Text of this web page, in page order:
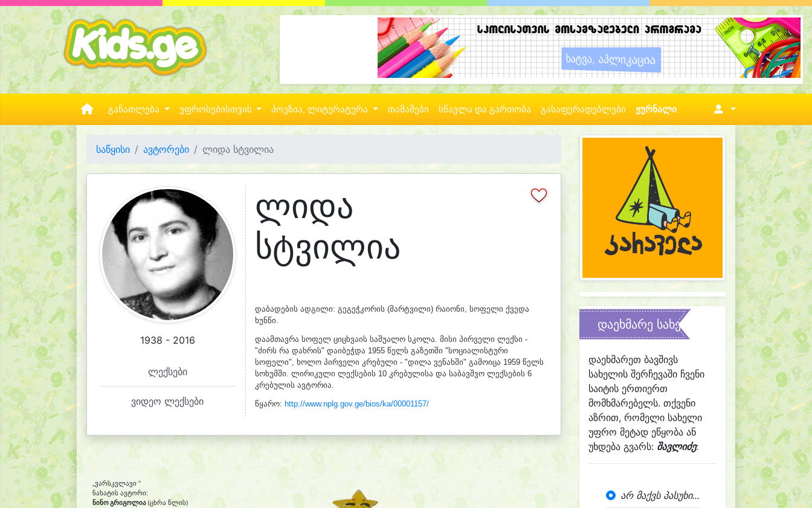
განათლება უფროსებისთვის პოეზია, ლიტერატურა თამაშები სწავლა და გართობა გასაფერადებლები ჟურნალი
საწყისი ავტორები ლიდა სტვილია
1938 - 2016
ლექსები
ვიდეო ლექსები
ლიდა
სტვილია
დაბადების ადგილი: გეგეჭკორის (მარტვილი) რაიონი, სოფელი ქვედა
ხუნწი.
დაამთავრა სოფელ ციცხვაის საშუალო სკოლა. მისი პირველი ლექსი -
"ძირს რა დახრის" დაიბეჭდა 1955 წელს გაზეთში "სოციალისტური
სოფელი", ხოლო პირველი კრებული - "დილა ვენახში" გამოიცა 1959 წელს
სოხუმში. ლირიკული ლექსების 10 კრებულისა და საბავშვო ლექსების 6
კრებულის ავტორია.
წყარო: http://www.nplg.gov.ge/bios/ka/00001157/
„ვარსკვლავი “
ნახატის ავტორი:
ნინო გრიგოლია (ცხრა წლის)
დაეხმარე სახელის შერჩევაში
დაეხმარეთ ბავშივს
სახელის შერჩევაში ჩვენი
საიტის ერთიერთ
მომხმარებელს. თქვენი
აზრით, რომელი სახელი
უფრო მეტად ეწყობა ან
უხდება გვარს: შავლიძე:
არ მაქვს პასუხი...